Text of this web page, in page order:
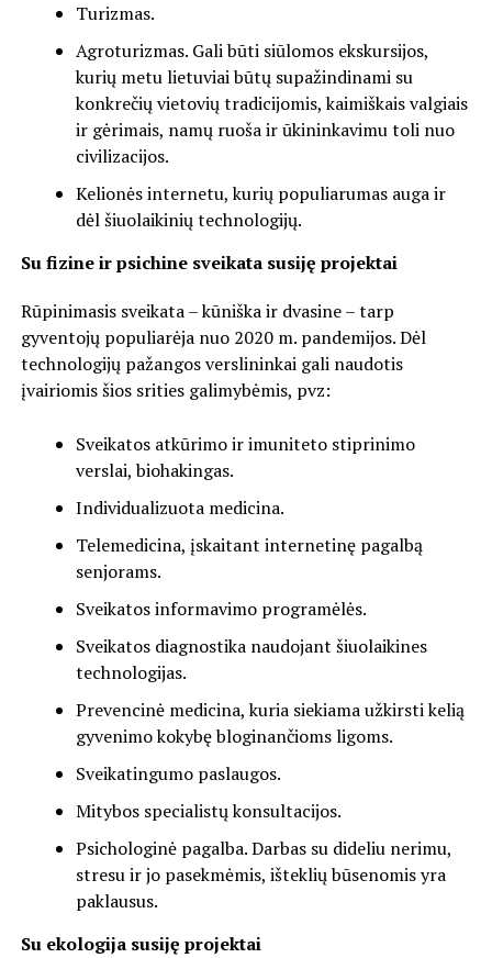
Turizmas.
Agroturizmas. Gali būti siūlomos ekskursijos,
kurių metu lietuviai būtų supažindinami su
konkrečių vietovių tradicijomis, kaimiškais valgiais
ir gėrimais, namų ruoša ir ūkininkavimu toli nuo
civilizacijos.
Kelionės internetu, kurių populiarumas auga ir
dėl šiuolaikinių technologijų.
Su fizine ir psichine sveikata susiję projektai
Rūpinimasis sveikata – kūniška ir dvasine – tarp
gyventojų populiarėja nuo 2020 m. pandemijos. Dėl
technologijų pažangos verslininkai gali naudotis
įvairiomis šios srities galimybėmis, pvz:
Sveikatos atkūrimo ir imuniteto stiprinimo
verslai, biohakingas.
Individualizuota medicina.
Telemedicina, įskaitant internetinę pagalbą
senjorams.
Sveikatos informavimo programėlės.
Sveikatos diagnostika naudojant šiuolaikines
technologijas.
Prevencinė medicina, kuria siekiama užkirsti kelią
gyvenimo kokybę bloginančioms ligoms.
Sveikatingumo paslaugos.
Mitybos specialistų konsultacijos.
Psichologinė pagalba. Darbas su dideliu nerimu,
stresu ir jo pasekmėmis, išteklių būsenomis yra
paklausus.
Su ekologija susiję projektai